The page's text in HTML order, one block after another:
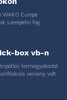
WAKO Europe
szerepelni fog
box vb-n
formagyakorlat
verseny volt